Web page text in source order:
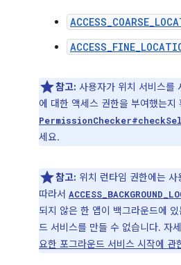
참고: 사용자가 위치 서비스를
에 대한 액세스 권한을 부여했는지
세요.
참고: 위치 런타임 권한에는
따라서
되지 않은 한 앱이 백그라운드에
드 서비스를 만들 수 없습니다. 자
요한 포그라운드 서비스 시작에 관